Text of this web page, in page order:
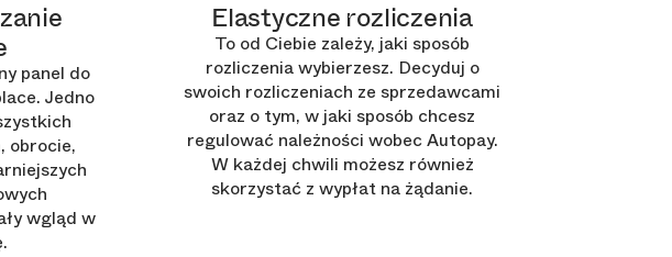
panel do
Jedno
obrocie,
wgląd w
Elastyczne rozliczenia
To od Ciebie zależy, jaki sposób
rozliczenia wybierzesz. Decyduj o
swoich rozliczeniach ze sprzedawcami
oraz o tym, w jaki sposób chcesz
regulować należności wobec Autopay.
W każdej chwili możesz również
skorzystać z wypłat na żądanie.